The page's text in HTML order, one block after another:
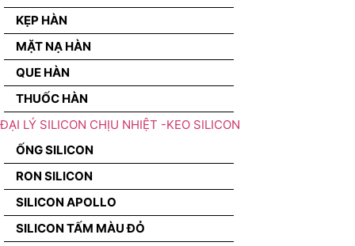
KẸP HÀN
MẶT NẠ HÀN
QUE HÀN
THUỐC HÀN
ĐẠI LÝ SILICON CHỊU NHIỆT -KEO SILICON
ỐNG SILICON
RON SILICON
SILICON APOLLO
SILICON TẤM MÀU ĐỎ